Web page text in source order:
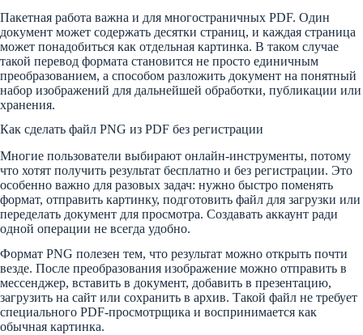
Пакетная работа важна и для многостраничных PDF. Один
документ может содержать десятки страниц, и каждая страница
может понадобиться как отдельная картинка. В таком случае
такой перевод формата становится не просто единичным
преобразованием, а способом разложить документ на понятный
набор изображений для дальнейшей обработки, публикации или
хранения.
Как сделать файл PNG из PDF без регистрации
Многие пользователи выбирают онлайн-инструменты, потому
что хотят получить результат бесплатно и без регистрации. Это
особенно важно для разовых задач: нужно быстро поменять
формат, отправить картинку, подготовить файл для загрузки или
переделать документ для просмотра. Создавать аккаунт ради
одной операции не всегда удобно.
Формат PNG полезен тем, что результат можно открыть почти
везде. После преобразования изображение можно отправить в
мессенджер, вставить в документ, добавить в презентацию,
загрузить на сайт или сохранить в архив. Такой файл не требует
специального PDF-просмотрщика и воспринимается как
обычная картинка.